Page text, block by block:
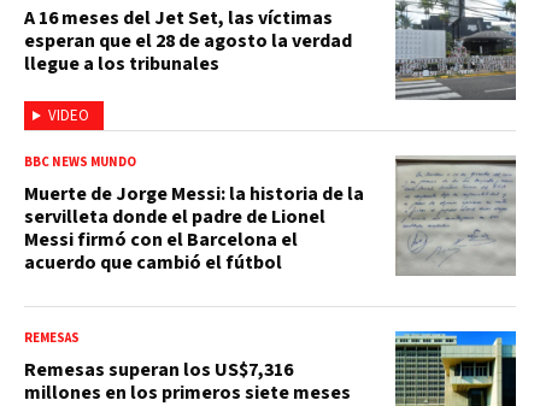
VIDEO
A 16 meses del Jet Set, las víctimas
esperan que el 28 de agosto la verdad
llegue a los tribunales
BBC NEWS MUNDO
Muerte de Jorge Messi: la historia de la
servilleta donde el padre de Lionel
Messi firmó con el Barcelona el
acuerdo que cambió el fútbol
REMESAS
Remesas superan los US$7,316
millones en los primeros siete meses